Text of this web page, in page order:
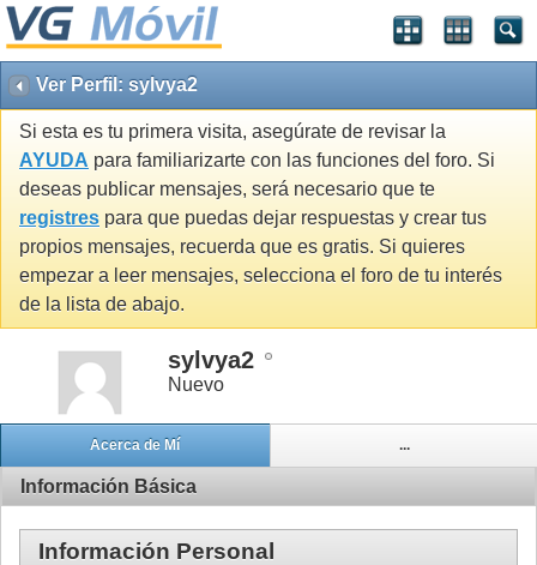
Ver Perfil: sylvya2
Si esta es tu primera visita, asegúrate de revisar la
AYUDA para familiarizarte con las funciones del foro. Si
deseas publicar mensajes, será necesario que te
registres para que puedas dejar respuestas y crear tus
propios mensajes, recuerda que es gratis. Si quieres
empezar a leer mensajes, selecciona el foro de tu interés
de la lista de abajo.
sylvya2
Nuevo
Acerca de Mí ...
Información Básica
Información Personal